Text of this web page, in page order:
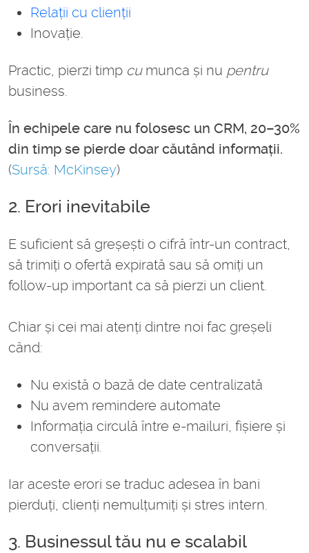
Relații cu clienții
Inovație.
Practic, pierzi timp cumunca și nu pentru
business.
În echipele care nu folosesc un CRM, 20–30%
din timp se pierde doar căutând informații.
(Sursă: McKinsey)
2. Erori inevitabile
E suficient să greșești o cifră într-un contract,
să trimiți o ofertă expirată sau să omiți un
follow-up important ca să pierzi un client.
Chiar și cei mai atenți dintre noi fac greșeli
când:
Nu există o bază de date centralizată
Nu avem remindere automate
Informația circulă între e-mailuri, fișiere și
conversații.
Iar aceste erori se traduc adesea în bani
pierduți, clienți nemulțumiți și stres intern.
3. Businessul tău nu e scalabil